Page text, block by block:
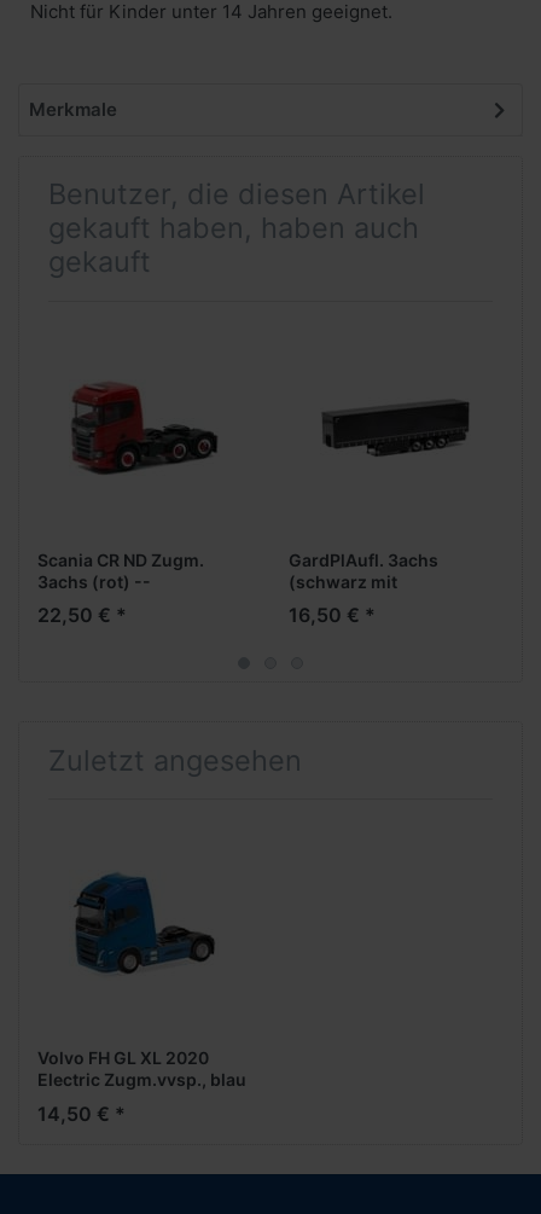
Nicht für Kinder unter 14 Jahren geeignet.
Merkmale
Benutzer, die diesen Artikel
gekauft haben, haben auch
gekauft
Scania CR ND Zugm.
3achs (rot) --
Restpsoten, geringe
Stückzahl --
22,50 € *
GardPlAufl. 3achs
(schwarz mit
Palettenkasten) --
Restpsoten, geringe
16,50 € *
Zuletzt angesehen
Volvo FH GL XL 2020
Electric Zugm.vvsp., blau
14,50 € *